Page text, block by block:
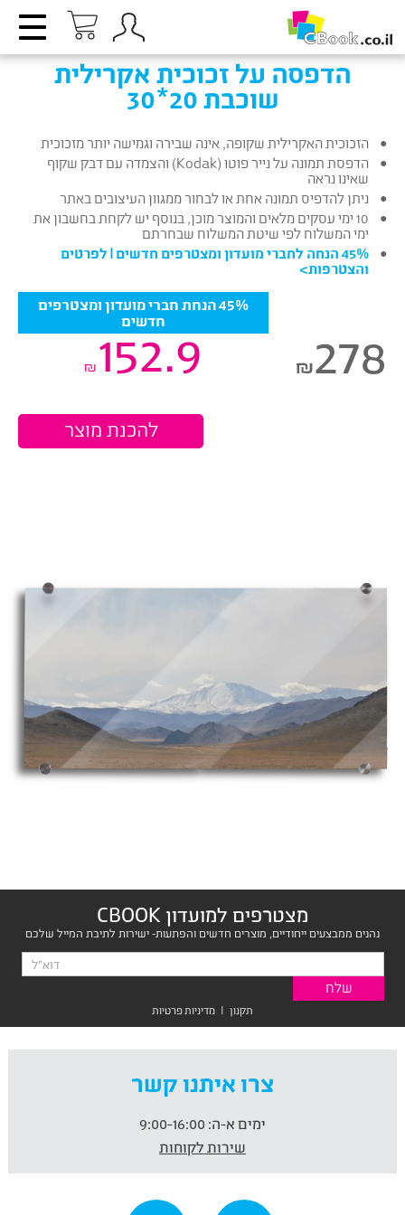
הדפסה על זכוכית אקרילית
שוכבת 20*30
הזכוכית האקרילית שקופה, אינה שבירה וגמישה יותר מזכוכית
הדפסת תמונה על נייר פוטו (Kodak) והצמדה עם דבק שקוף
שאינו נראה
ניתן להדפיס תמונה אחת או לבחור ממגוון העיצובים באתר
10 ימי עסקים מלאים והמוצר מוכן, בנוסף יש לקחת בחשבון את
ימי המשלוח לפי שיטת המשלוח שבחרתם
45% הנחה לחברי מועדון ומצטרפים חדשים |
לפרטים
והצטרפות>
278
₪
45% הנחת חברי מועדון ומצטרפים
חדשים
152.9
₪
מצטרפים למועדון CBOOK
נהנים ממבצעים ייחודיים, מוצרים חדשים והפתעות- ישירות לתיבת המייל שלכם
תקנון | מדיניות פרטיות
צרו איתנו קשר
ימים א-ה:
שירות לקוחות